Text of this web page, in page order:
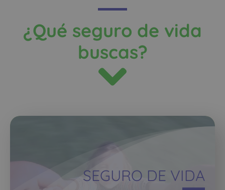
¿Qué seguro de vida
buscas?
SEGURO DE VIDA